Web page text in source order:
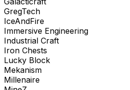
GregTech
IceAndFire
Immersive Engineering
Industrial Craft
Iron Chests
Lucky Block
Mekanism
Millenaire